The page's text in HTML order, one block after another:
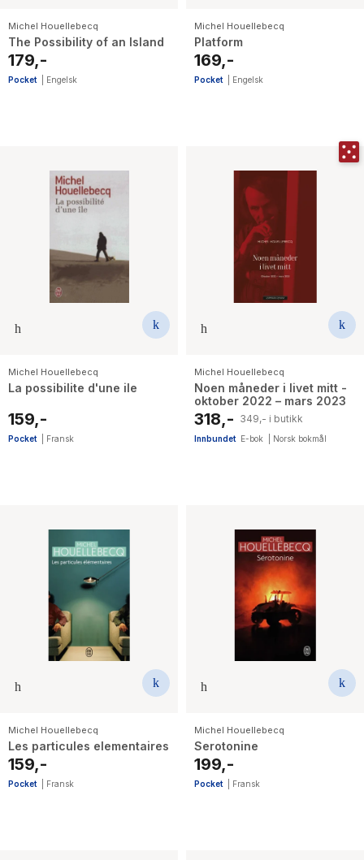
Michel Houellebecq
The Possibility of an Island
179,-
Pocket Engelsk
Michel Houellebecq
Platform
169,-
Pocket Engelsk
Michel Houellebecq
La possibilite d'une ile
159,-
Pocket Fransk
Michel Houellebecq
Noen måneder i livet mitt -
oktober 2022 – mars 2023
318,- 349,- i butikk
Innbundet E-bok Norsk bokmål
Michel Houellebecq
Les particules elementaires
159,-
Pocket Fransk
Michel Houellebecq
Serotonine
199,-
Pocket Fransk